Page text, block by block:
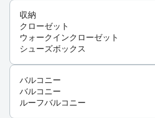
収納
クローゼット
ウォークインクローゼット
シューズボックス
バルコニー
バルコニー
ルーフバルコニー